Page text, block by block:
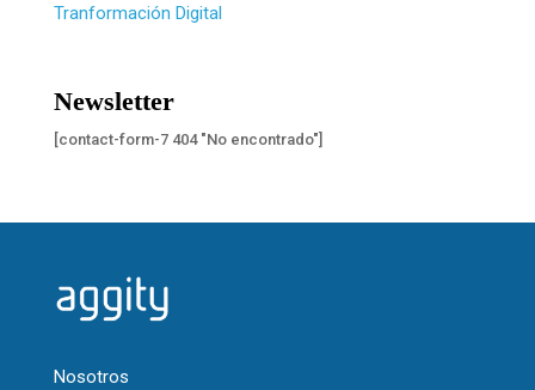
Tranformación Digital
Newsletter
[contact-form-7 404 "No encontrado"]
Nosotros